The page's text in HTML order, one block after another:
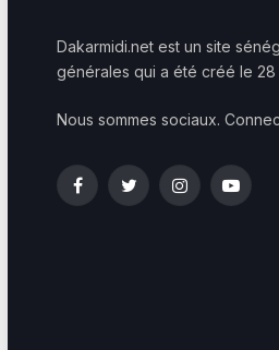
Dakarmidi.net est un site
générales qui a été créé le 28
Nous sommes sociaux.
FacebookTwitterInstagram